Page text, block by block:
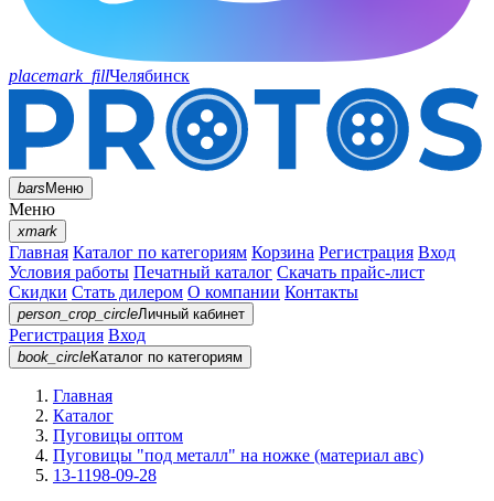
placemark_fillЧелябинск
barsМеню
Меню
xmark
Главная Каталог по категориям Корзина Регистрация Вход
Условия работы Печатный каталог Скачать прайс-лист
Скидки Стать дилером О компании Контакты
person_crop_circleЛичный кабинет
Регистрация Вход
book_circleКаталог по категориям
Главная
Каталог
Пуговицы оптом
Пуговицы "под металл" на ножке (материал авс)
13-1198-09-28